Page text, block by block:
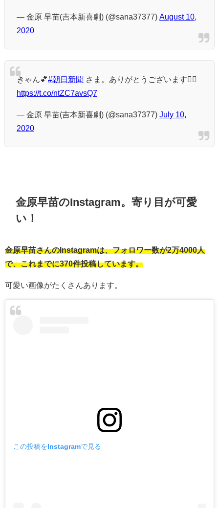
— 金原 早苗(吉本新喜劇) (@sana37377) August 10,
2020
きゃん💕#朝日新聞 さま。ありがとうございます🙇‍♂️
https://t.co/ntZC7avsQ7
— 金原 早苗(吉本新喜劇) (@sana37377) July 10,
2020
金原早苗のInstagram。寄り目が可愛
い！
金原早苗さんのInstagramは、フォロワー数が2万4000人
で、これまでに370件投稿しています。
可愛い画像がたくさんあります。
この投稿をInstagramで見る